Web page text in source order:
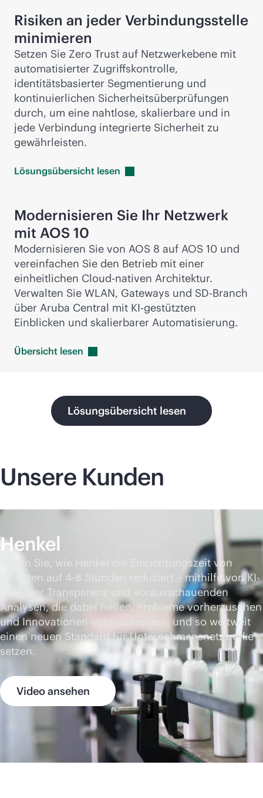
Risiken an jeder Verbindungsstelle
minimieren
Setzen Sie Zero Trust auf Netzwerkebene mit
automatisierter Zugriffskontrolle,
identitätsbasierter Segmentierung und
kontinuierlichen Sicherheitsüberprüfungen
durch, um eine nahtlose, skalierbare und in
jede Verbindung integrierte Sicherheit zu
gewährleisten.
Lösungsübersicht lesen
Modernisieren Sie Ihr Netzwerk
mit AOS 10
Modernisieren Sie von AOS 8 auf AOS 10 und
vereinfachen Sie den Betrieb mit einer
einheitlichen Cloud-nativen Architektur.
Verwalten Sie WLAN, Gateways und SD-Branch
über Aruba Central mit KI-gestützten
Einblicken und skalierbarer Automatisierung.
Übersicht lesen
Lösungsübersicht lesen
Unsere Kunden
Henkel
Sehen Sie, wie Henkel die Einrichtungszeit von
Monaten auf 4-8 Stunden reduziert – mithilfe von KI-
basierter Transparenz und vorausschauenden
Analysen, die dabei helfen, Probleme vorherzusehen
und Innovationen voranzutreiben, und so weltweit
einen neuen Standard für Unternehmensnetzwerke
setzen.
Video ansehen